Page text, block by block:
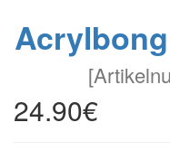
[
24.90€